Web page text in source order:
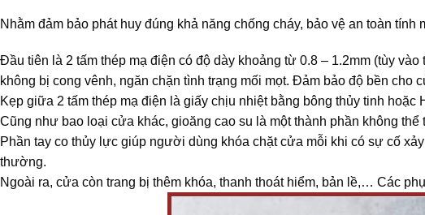
Nhằm đảm bảo phát huy đúng khả năng chống cháy, bảo vệ an toàn
Đầu tiên là 2 tấm thép mạ điện có độ dày khoảng từ 0.8 – 1.2mm (tùy
không bị cong vênh, ngăn chặn tình trạng mối mọt. Đảm bảo độ bền cho
Kẹp giữa 2 tấm thép mạ điện là giấy chịu nhiệt bằng bông thủy tinh
Cũng như bao loại cửa khác, gioăng cao su là một thành phần không
Phần tay co thủy lực giúp người dùng khóa chặt cửa mỗi khi có sự cố
thường.
Ngoài ra, cửa còn trang bị thêm khóa, thanh thoát hiểm, bản lề,… Các